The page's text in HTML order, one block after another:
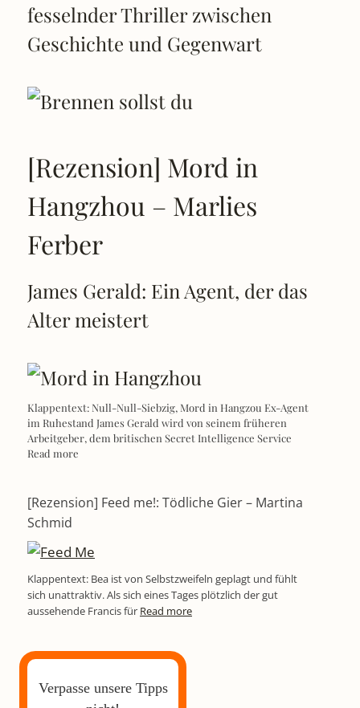
fesselnder Thriller zwischen
Geschichte und Gegenwart
[Rezension] Mord in
Hangzhou – Marlies
Ferber
James Gerald: Ein Agent, der das
Alter meistert
Klappentext: Null-Null-Siebzig, Mord in Hangzou Ex-Agent
im Ruhestand James Gerald wird von seinem früheren
Arbeitgeber, dem britischen Secret Intelligence Service
Read more
[Rezension] Feed me!: Tödliche Gier – Martina
Schmid
Klappentext: Bea ist von Selbstzweifeln geplagt und fühlt
sich unattraktiv. Als sich eines Tages plötzlich der gut
aussehende Francis für Read more
Verpasse unsere Tipps